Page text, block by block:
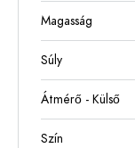
Magasság
Súly
Átmérő - Külső
Szín